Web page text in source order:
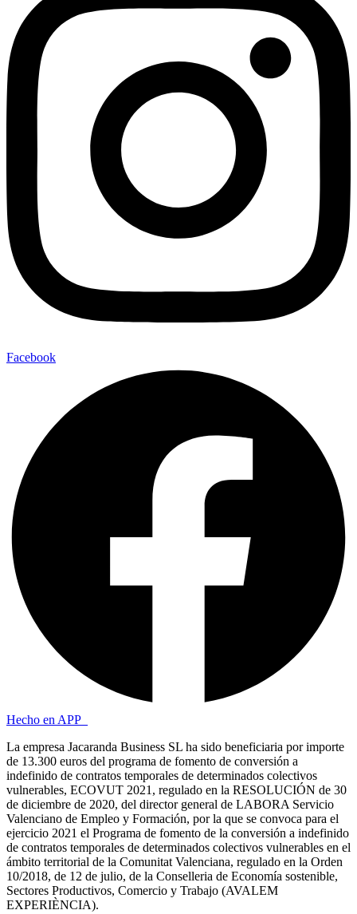
Facebook
Hecho en APP_
La empresa Jacaranda Business SL ha sido beneficiaria por importe
de 13.300 euros del programa de fomento de conversión a
indefinido de contratos temporales de determinados colectivos
vulnerables, ECOVUT 2021, regulado en la RESOLUCIÓN de 30
de diciembre de 2020, del director general de LABORA Servicio
Valenciano de Empleo y Formación, por la que se convoca para el
ejercicio 2021 el Programa de fomento de la conversión a indefinido
de contratos temporales de determinados colectivos vulnerables en el
ámbito territorial de la Comunitat Valenciana, regulado en la Orden
10/2018, de 12 de julio, de la Conselleria de Economía sostenible,
Sectores Productivos, Comercio y Trabajo (AVALEM
EXPERIÈNCIA).